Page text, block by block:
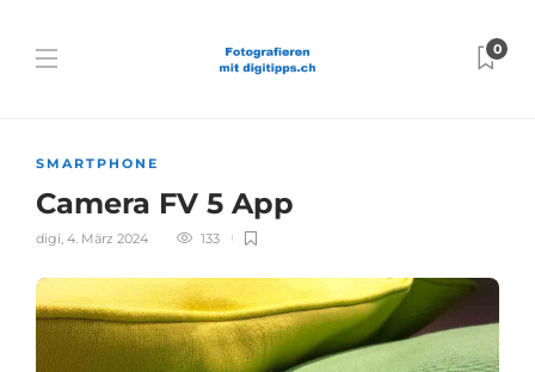
0
SMARTPHONE
Camera FV 5 App
digi, 4. März 2024 133